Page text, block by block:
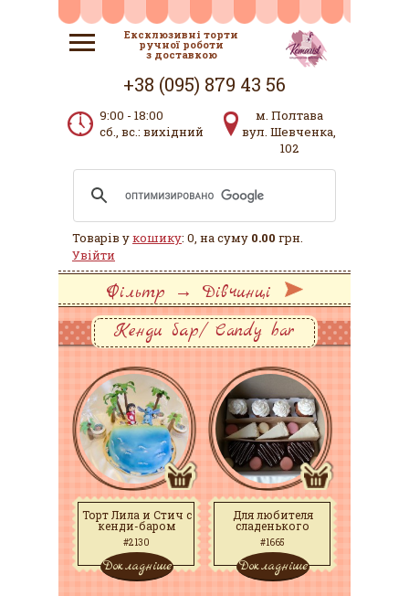
Ексклюзивні торти
ручної роботи
з доставкою
+38 (095) 879 43 56
9:00 - 18:00
сб., вс.: вихідний
м. Полтава
вул. Шевченка,
102
Товарів укошику: 0, на суму 0.00 грн.
Увійти
Фільтр → Дівчинці
Кенди бар/ Candy bar
Торт Лила и Стич с
кенди-баром
#2130
Докладніше
Для любителя
сладенького
#1665
Докладніше